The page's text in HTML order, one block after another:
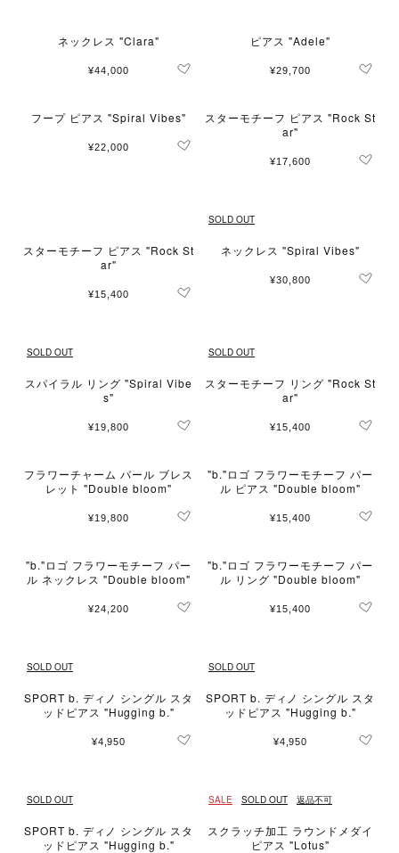
ネックレス "Clara"
¥44,000
ピアス "Adele"
¥29,700
フープ ピアス "Spiral Vibes"
¥22,000
スターモチーフ ピアス "Rock St
ar"
¥17,600
スターモチーフ ピアス "Rock St
ar"
¥15,400
SOLD OUT
ネックレス "Spiral Vibes"
¥30,800
SOLD OUT
スパイラル リング "Spiral Vibe
s"
¥19,800
SOLD OUT
スターモチーフ リング "Rock St
ar"
¥15,400
フラワーチャーム パール ブレス
レット "Double bloom"
¥19,800
"b."ロゴ フラワーモチーフ パー
ル ピアス "Double bloom"
¥15,400
"b."ロゴ フラワーモチーフ パー
ル ネックレス "Double bloom"
¥24,200
"b."ロゴ フラワーモチーフ パー
ル リング "Double bloom"
¥15,400
SOLD OUT
SPORT b. ディノ シングル スタ
ッドピアス "Hugging b."
¥4,950
SOLD OUT
SPORT b. ディノ シングル スタ
ッドピアス "Hugging b."
¥4,950
SOLD OUT
SPORT b. ディノ シングル スタ
ッドピアス "Hugging b."
SALE SOLD OUT 返品不可
スクラッチ加工 ラウンドメダイ
ピアス "Lotus"